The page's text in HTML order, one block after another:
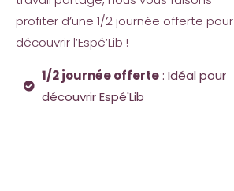
profiter d’une 1/2 journée offerte pour
découvrir l’Espé’Lib !
1/2 journée offerte: Idéal pour
découvrir Espé'Lib